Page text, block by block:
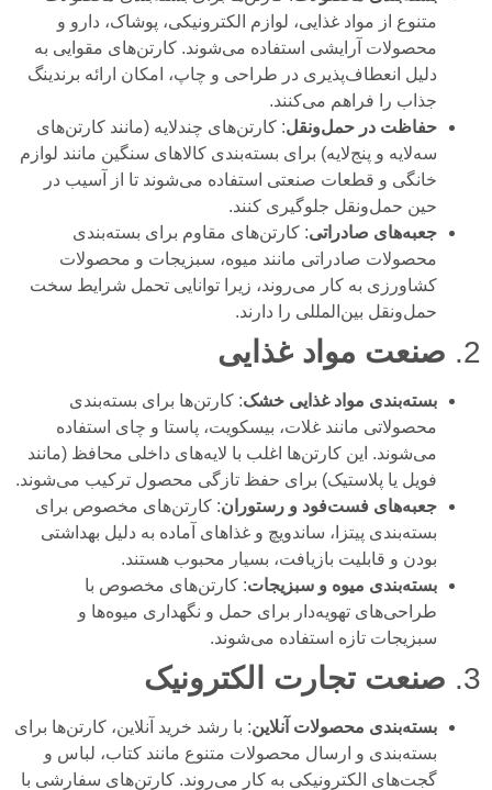
متنوع از مواد غذایی، لوازم الکترونیکی، پوشاک، دارو و
محصولات آرایشی استفاده می‌شوند. کارتن‌های مقوایی به
دلیل انعطاف‌پذیری در طراحی و چاپ، امکان ارائه برندینگ
جذاب را فراهم می‌کنند.
حفاظت در حمل‌ونقل: کارتن‌های چندلایه (مانند کارتن‌های
سه‌لایه و پنج‌لایه) برای بسته‌بندی کالاهای سنگین مانند لوازم
خانگی و قطعات صنعتی استفاده می‌شوند تا از آسیب در
حین حمل‌ونقل جلوگیری کنند.
جعبه‌های صادراتی: کارتن‌های مقاوم برای بسته‌بندی
محصولات صادراتی مانند میوه، سبزیجات و محصولات
کشاورزی به کار می‌روند، زیرا توانایی تحمل شرایط سخت
حمل‌ونقل بین‌المللی را دارند.
2. صنعت مواد غذایی
بسته‌بندی مواد غذایی خشک: کارتن‌ها برای بسته‌بندی
محصولاتی مانند غلات، بیسکویت، پاستا و چای استفاده
می‌شوند. این کارتن‌ها اغلب با لایه‌های داخلی محافظ (مانند
فویل یا پلاستیک) برای حفظ تازگی محصول ترکیب می‌شوند.
جعبه‌های فست‌فود و رستوران: کارتن‌های مخصوص برای
بسته‌بندی پیتزا، ساندویچ و غذاهای آماده به دلیل بهداشتی
بودن و قابلیت بازیافت، بسیار محبوب هستند.
بسته‌بندی میوه و سبزیجات: کارتن‌های مخصوص با
طراحی‌های تهویه‌دار برای حمل و نگهداری میوه‌ها و
سبزیجات تازه استفاده می‌شوند.
3. صنعت تجارت الکترونیک
بسته‌بندی محصولات آنلاین: با رشد خرید آنلاین، کارتن‌ها برای
بسته‌بندی و ارسال محصولات متنوع مانند کتاب، لباس و
گجت‌های الکترونیکی به کار می‌روند. کارتن‌های سفارشی با